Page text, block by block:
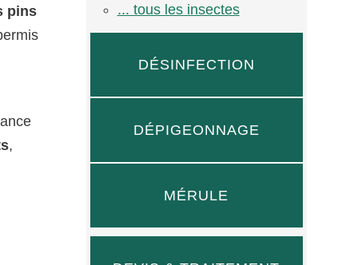
pins
,
... tous les insectes
DÉSINFECTION
DÉPIGEONNAGE
MÉRULE